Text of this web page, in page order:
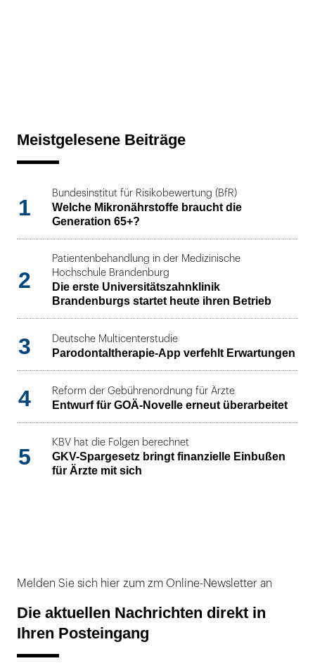
Meistgelesene Beiträge
1
Bundesinstitut für Risikobewertung (BfR)
Welche Mikronährstoffe braucht die
Generation 65+?
2
Patientenbehandlung in der Medizinische
Hochschule Brandenburg
Die erste Universitätszahnklinik
Brandenburgs startet heute ihren Betrieb
3 Deutsche Multicenterstudie
Parodontaltherapie-App verfehlt Erwartungen
4 Reform der Gebührenordnung für Ärzte
Entwurf für GOÄ-Novelle erneut überarbeitet
5
KBV hat die Folgen berechnet
GKV-Spargesetz bringt finanzielle Einbußen
für Ärzte mit sich
Melden Sie sich hier zum zm Online-Newsletter an
Die aktuellen Nachrichten direkt in
Ihren Posteingang